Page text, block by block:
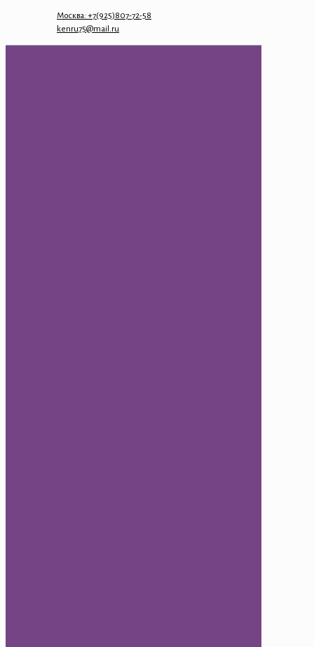
Москва: +7(925)807-72-58
kenru75@mail.ru